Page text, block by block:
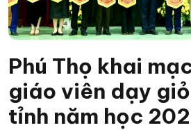
Phú Thọ khai
giáo viên dạy
tỉnh năm học